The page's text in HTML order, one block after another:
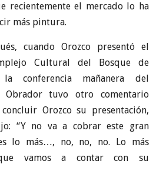
recientemente el mercado lo ha
más pintura.
cuando Orozco presentó el
Cultural del Bosque de
conferencia mañanera del
Obrador tuvo otro comentario
Orozco su presentación,
“Y no va a cobrar este gran
lo más…, no, no, no. Lo más
vamos a contar con su